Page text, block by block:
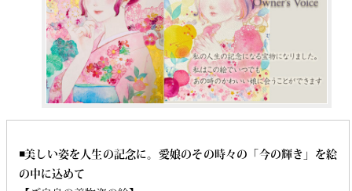
◾️美しい姿を人生の記念に。愛娘のその時々の「今の輝き」を絵
の中に込めて